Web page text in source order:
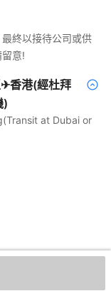
終以接待公司或供
意!
香港(經杜拜
)
at Dubai or